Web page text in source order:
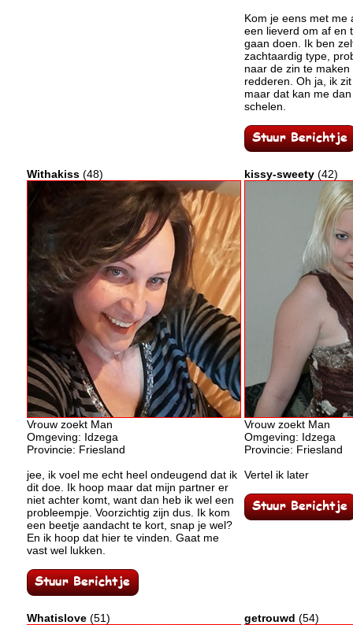
Kom je eens met me
een lieverd om af en
gaan doen. Ik ben
zachtaardig type,
naar de zin te
redderen. Oh ja, ik
maar dat kan me
schelen.
Withakiss (48)
Vrouw zoekt Man
Omgeving: Idzega
Provincie: Friesland
jee, ik voel me echt heel ondeugend dat ik
dit doe. Ik hoop maar dat mijn partner er
niet achter komt, want dan heb ik wel een
probleempje. Voorzichtig zijn dus. Ik kom
een beetje aandacht te kort, snap je wel?
En ik hoop dat hier te vinden. Gaat me
vast wel lukken.
kissy-sweety (42)
Vrouw zoekt Man
Omgeving: Idzega
Provincie: Friesland
Vertel ik later
Whatislove (51) getrouwd (54)